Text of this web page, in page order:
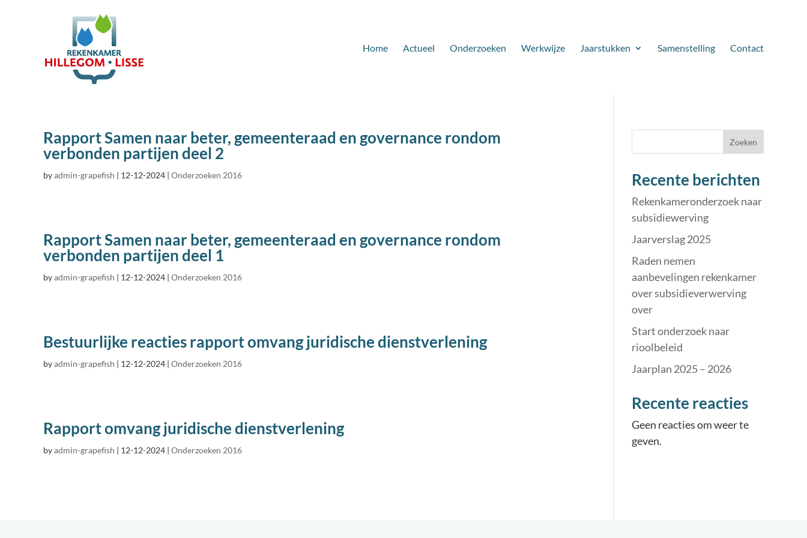
Home Actueel Onderzoeken Werkwijze Jaarstukken Samenstelling Contact
Rapport Samen naar beter, gemeenteraad en governance rondom
verbonden partijen deel 2
byadmin-grapefish | 12-12-2024 | Onderzoeken 2016
Rapport Samen naar beter, gemeenteraad en governance rondom
verbonden partijen deel 1
byadmin-grapefish | 12-12-2024 | Onderzoeken 2016
Bestuurlijke reacties rapport omvang juridische dienstverlening
byadmin-grapefish | 12-12-2024 | Onderzoeken 2016
Rapport omvang juridische dienstverlening
byadmin-grapefish | 12-12-2024 | Onderzoeken 2016
Zoeken
Recente berichten
Rekenkameronderzoek naar
subsidiewerving
Jaarverslag 2025
Raden nemen
aanbevelingen rekenkamer
over subsidieverwerving
over
Start onderzoek naar
rioolbeleid
Jaarplan 2025 – 2026
Recente reacties
Geen reacties om weer te
geven.